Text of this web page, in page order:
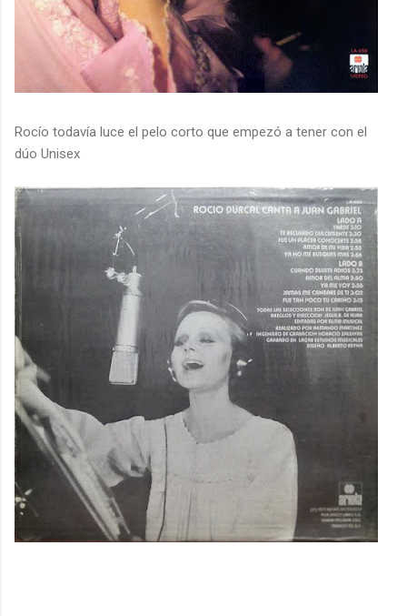
Rocío todavía luce el pelo corto que empezó a tener con el
dúo Unisex